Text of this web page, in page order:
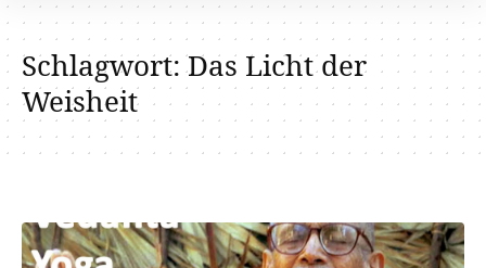
Schlagwort:Das Licht der
Weisheit